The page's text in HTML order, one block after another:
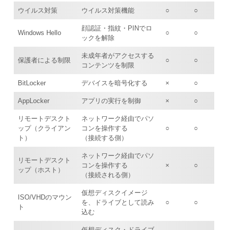
ウイルス対策 ウイルス対策機能 ○ ○
Windows Hello
顔認証・指紋・PINでロ
ックを解除
○ ○
保護者による制限
未成年者がアクセスする
コンテンツを制限
○ ○
BitLocker デバイスを暗号化する × ○
AppLocker アプリの実行を制御 × ○
リモートデスクト
ップ（クライアン
ト）
ネットワーク経由でパソ
コンを操作する
（接続する側）
○ ○
リモートデスクト
ップ（ホスト）
ネットワーク経由でパソ
コンを操作する
（接続される側）
× ○
ISO/VHDのマウン
ト
仮想ディスクイメージ
を、ドライブとして読み
込む
○ ○